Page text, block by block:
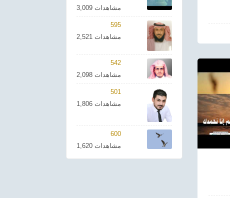
3,009 مشاهدات
595
2,521 مشاهدات
542
2,098 مشاهدات
501
1,806 مشاهدات
600
1,620 مشاهدات